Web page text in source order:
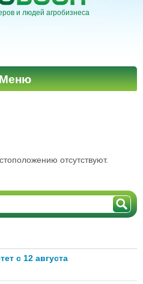
и людей агробизнеса
отсутствуют.
с 12 августа